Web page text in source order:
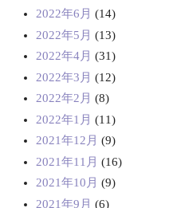
2022年6月 (14)
2022年5月 (13)
2022年4月 (31)
2022年3月 (12)
2022年2月 (8)
2022年1月 (11)
2021年12月 (9)
2021年11月 (16)
2021年10月 (9)
2021年9月 (6)